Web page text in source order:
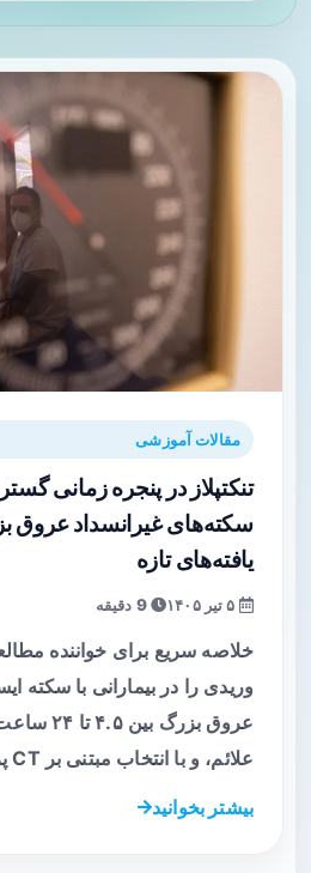
مقالات آموزشی
تنکتپلاز در پنجره زمانی
سکته‌های غیرانسداد عروق
یافته‌های تازه
9 دقیقه
وریدی را در بیمارانی با سکته
عروق بزرگ
علائم، و با انتخاب مبتنی بر CT پرفیوژن ارزیابی…
بیشتر بخوانید